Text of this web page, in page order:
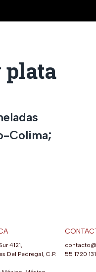
plata
Colima;
4121,
Del Pedregal, C.P.
55 1720